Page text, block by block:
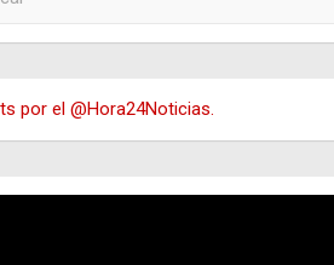
por el @Hora24Noticias.